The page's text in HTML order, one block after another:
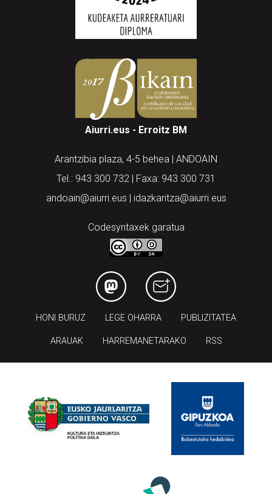
Aiurri.eus - Erroitz BM
Arantzibia plaza, 4-5 behea | ANDOAIN
Tel.: 943 300 732 | Faxa: 943 300 731
andoain@aiurri.eus | idazkaritza@aiurri.eus
Codesyntaxek garatua
HONI BURUZ LEGE OHARRA PUBLIZITATEA
ARAUAK HARREMANETARAKO RSS